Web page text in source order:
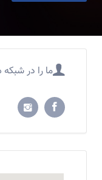
ما را در